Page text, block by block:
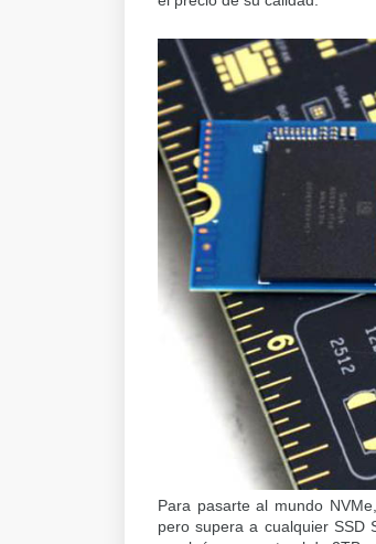
Para pasarte al mundo
pero supera a cualquier SSD